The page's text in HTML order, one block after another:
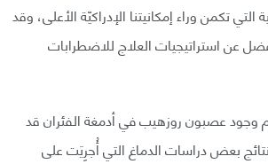
التي تكمن وراء إمكانيتنا الإدراكيّة الأعلى، وقد
عن استراتيجيات العلاج للاضطرابات
وجود عصبون روزهيب في أدمغة الفئران قد
بعض دراسات الدماغ التي أُجرِيَت على